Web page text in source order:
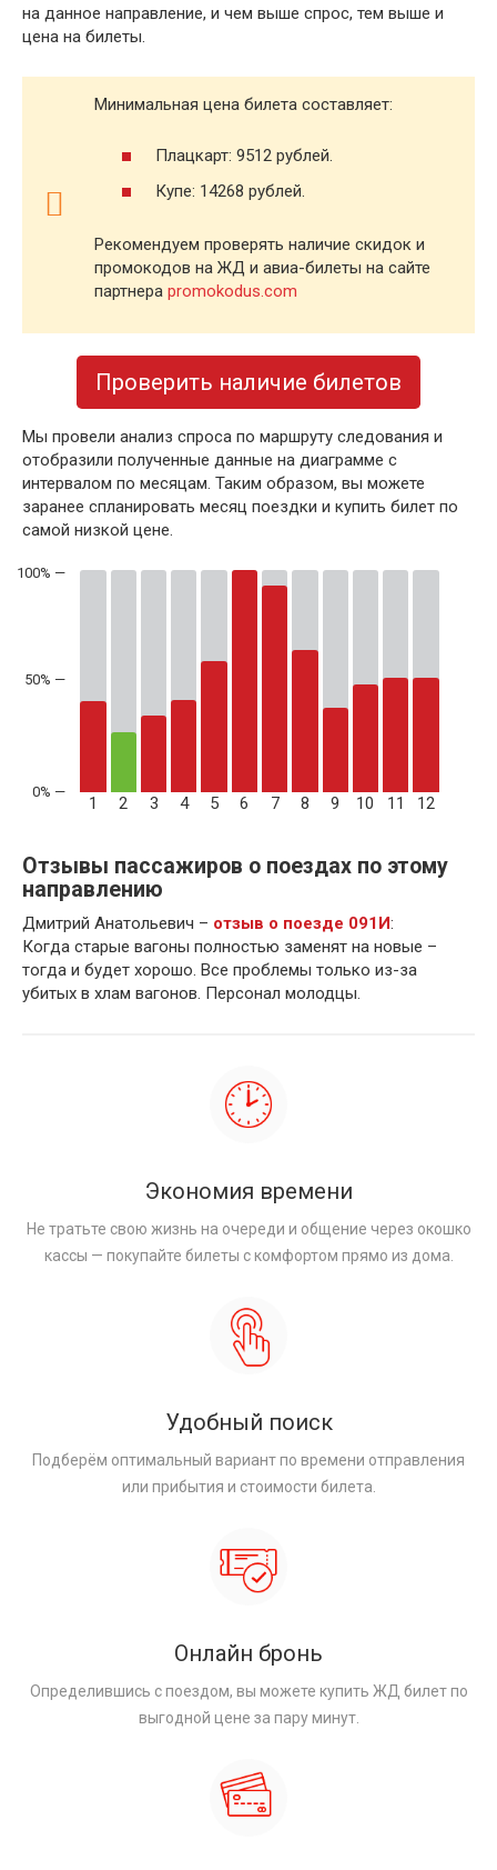
на данное направление, и чем выше спрос, тем выше и
цена на билеты.
Минимальная цена билета составляет:
Плацкарт: 9512 рублей.
Купе: 14268 рублей.
Рекомендуем проверять наличие скидок и
промокодов на ЖД и авиа-билеты на сайте
партнера promokodus.com
Проверить наличие билетов
Мы провели анализ спроса по маршруту следования и
отобразили полученные данные на диаграмме с
интервалом по месяцам. Таким образом, вы можете
заранее спланировать месяц поездки и купить билет по
самой низкой цене.
50% —
1 2 3 4 5 6 7 8 9 10 11 12
Отзывы пассажиров о поездах по этому
направлению
Дмитрий Анатольевич – отзыв о поезде 091И:
Когда старые вагоны полностью заменят на новые –
тогда и будет хорошо. Все проблемы только из-за
убитых в хлам вагонов. Персонал молодцы.
Экономия времени
Не тратьте свою жизнь на очереди и общение через окошко
кассы — покупайте билеты с комфортом прямо из дома.
Удобный поиск
Подберём оптимальный вариант по времени отправления
или прибытия и стоимости билета.
Онлайн бронь
Определившись с поездом, вы можете купить ЖД билет по
выгодной цене за пару минут.